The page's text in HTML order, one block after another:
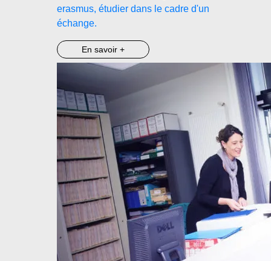
erasmus, étudier dans le cadre d'un
échange.
En savoir +